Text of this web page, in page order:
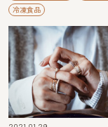
冷凍食品